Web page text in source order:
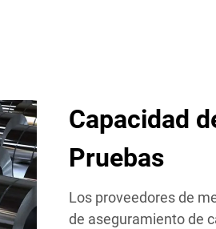
Capacidad
Pruebas
Los proveedores de
de aseguramiento de